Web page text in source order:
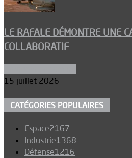
LE RAFALE DÉMONTRE UNE
COLLABORATIF
15 juillet 2026
CATÉGORIES POPULAIRES
Espace2167
Industrie1368
Défense1216